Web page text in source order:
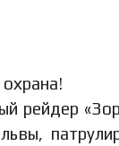
рейдер